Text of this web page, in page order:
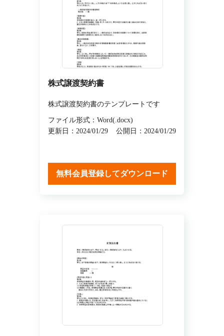
株式譲渡契約書
株式譲渡契約書のテンプレートです
ファイル形式：Word(.docx)
更新日：2024/01/29
公開日：2024/01/29
無料会員登録してダウンロード